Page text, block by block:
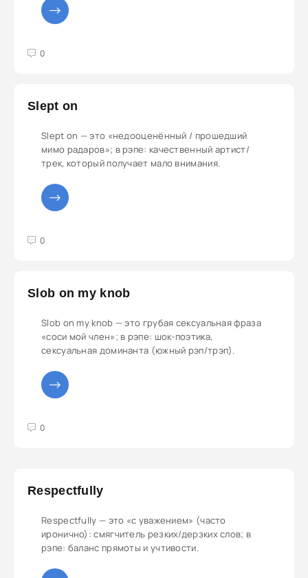
0
5
Slept on
Slept on — это «недооценённый / прошедший
мимо радаров»; в рэпе: качественный артист/
трек, который получает мало внимания.
0
5
Slob on my knob
Slob on my knob — это грубая сексуальная фраза
«соси мой член»; в рэпе: шок-поэтика,
сексуальная доминанта (южный рэп/трэп).
0
5
Respectfully
Respectfully — это «с уважением» (часто
иронично): смягчитель резких/дерзких слов; в
рэпе: баланс прямоты и учтивости.